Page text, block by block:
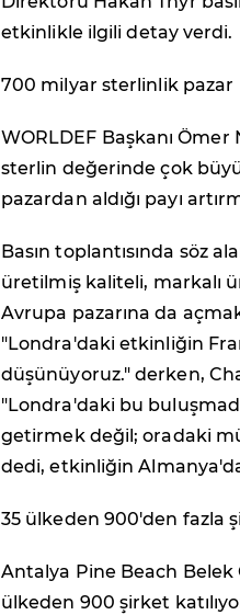
etkinlikle ilgili detay verdi.
700 milyar sterlinlik pazar
WORLDEF Başkanı
sterlin değerinde çok
pazardan aldığı payı
Basın toplantısında söz
üretilmiş kaliteli, markalı
Avrupa pazarına da
"Londra'daki etkinliğin
düşünüyoruz." derken,
"Londra'daki bu
getirmek değil; oradaki
dedi, etkinliğin
35 ülkeden 900'den fazla
Antalya Pine Beach
ülkeden 900 şirket